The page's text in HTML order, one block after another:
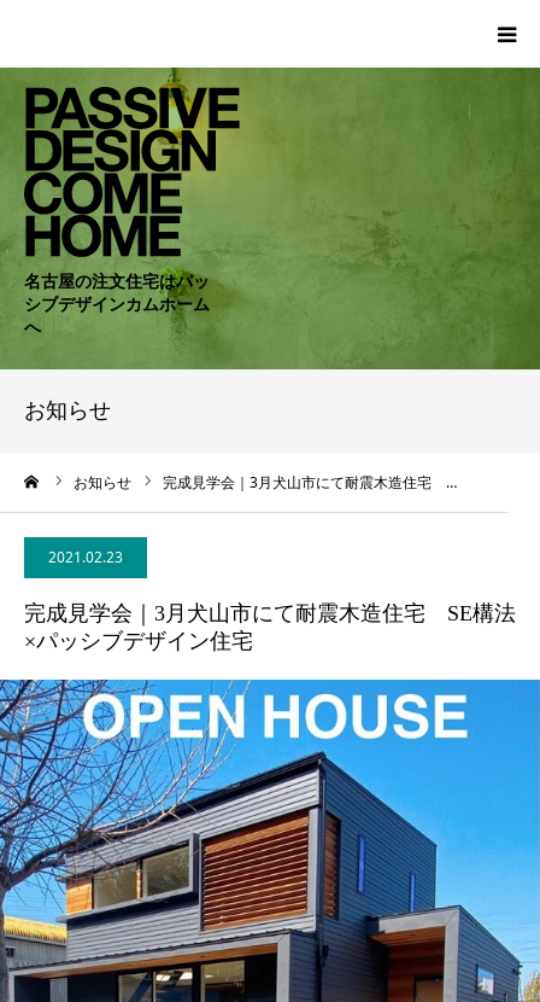
名古屋の注文住宅はパッ
シブデザインカムホーム
へ
お知らせ
お知らせ 完成見学会｜3月犬山市にて耐震木造住宅 …
2021.02.23
完成見学会｜3月犬山市にて耐震木造住宅 SE構法
×パッシブデザイン住宅
HOME
WORKS
COMPANY
CONCEPT
NEWS
BLOG
CONTACT